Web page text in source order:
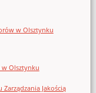
w Olsztynku
w Olsztynku
Jakością